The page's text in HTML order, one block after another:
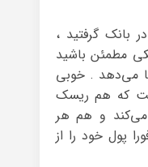
بانک گرفتید ،
مطمئن باشید
می‌دهد . خوبی
که هم ریسک
می‌کند و هم هر
پول خود را از